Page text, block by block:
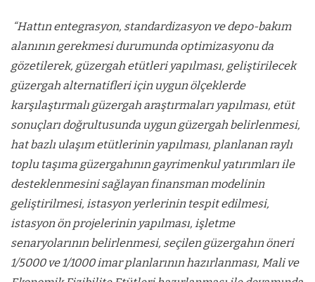
“Hattın entegrasyon, standardizasyon ve depo-bakım
alanının gerekmesi durumunda optimizasyonu da
gözetilerek, güzergah etütleri yapılması, geliştirilecek
güzergah alternatifleri için uygun ölçeklerde
karşılaştırmalı güzergah araştırmaları yapılması, etüt
sonuçları doğrultusunda uygun güzergah belirlenmesi,
hat bazlı ulaşım etütlerinin yapılması, planlanan raylı
toplu taşıma güzergahının gayrimenkul yatırımları ile
desteklenmesini sağlayan finansman modelinin
geliştirilmesi, istasyon yerlerinin tespit edilmesi,
istasyon ön projelerinin yapılması, işletme
senaryolarının belirlenmesi, seçilen güzergahın öneri
1/5000 ve 1/1000 imar planlarının hazırlanması, Mali ve